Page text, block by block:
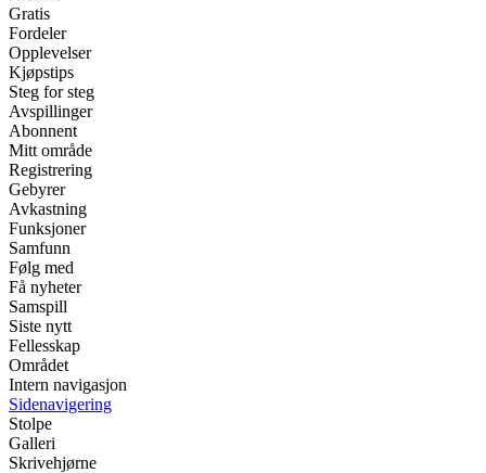
Gratis
Fordeler
Opplevelser
Kjøpstips
Steg for steg
Avspillinger
Abonnent
Mitt område
Registrering
Gebyrer
Avkastning
Funksjoner
Samfunn
Følg med
Få nyheter
Samspill
Siste nytt
Fellesskap
Området
Intern navigasjon
Sidenavigering
Stolpe
Galleri
Skrivehjørne